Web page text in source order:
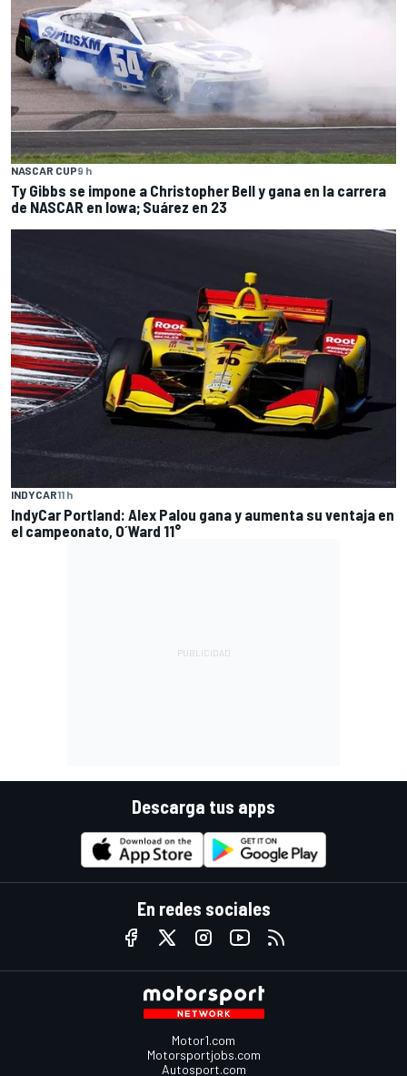
NASCAR CUP9 h
Ty Gibbs se impone a Christopher Bell y gana en la carrera
de NASCAR en Iowa; Suárez en 23
INDYCAR11 h
IndyCar Portland: Alex Palou gana y aumenta su ventaja en
el campeonato, O´Ward 11°
Descarga tus apps
En redes sociales
Motor1.com
Motorsportjobs.com
Autosport.com